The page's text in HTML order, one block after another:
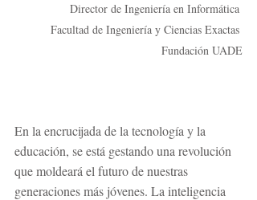
Director de Ingeniería en Informática
Facultad de Ingeniería y Ciencias Exactas
Fundación UADE
En la encrucijada de la tecnología y la
educación, se está gestando una revolución
que moldeará el futuro de nuestras
generaciones más jóvenes. La inteligencia